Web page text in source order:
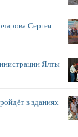
Сергея
Ялты
в зданиях